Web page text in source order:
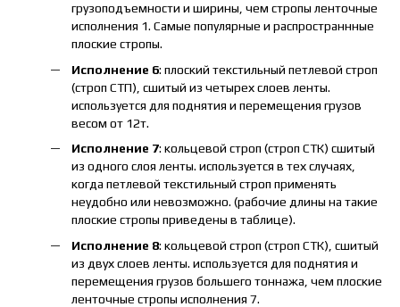
грузоподъемности и ширины, чем стропы ленточные
исполнения 1. Самые популярные и распространнные
плоские стропы.
Исполнение 6: плоский текстильный петлевой строп
(строп СТП), сшитый из четырех слоев ленты.
используется для поднятия и перемещения грузов
весом от 12т.
Исполнение 7: кольцевой строп (строп СТК) сшитый
из одного слоя ленты. используется в тех случаях,
когда петлевой текстильный строп применять
неудобно или невозможно. (рабочие длины на такие
плоские стропы приведены в таблице).
Исполнение 8: кольцевой строп (строп СТК), сшитый
из двух слоев ленты. используется для поднятия и
перемещения грузов большего тоннажа, чем плоские
ленточные стропы исполнения 7.